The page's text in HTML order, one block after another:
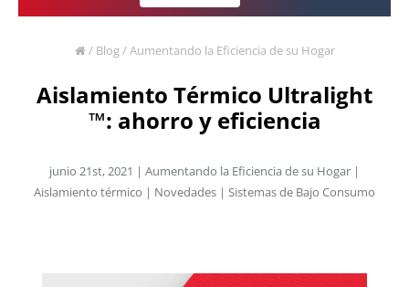
/ Blog /Aumentando la Eficiencia de su Hogar
Aislamiento Térmico Ultralight
™: ahorro y eficiencia
junio 21st, 2021 | Aumentando la Eficiencia de su Hogar |
Aislamiento térmico | Novedades | Sistemas de Bajo Consumo